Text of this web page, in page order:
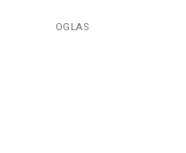
OGLAS